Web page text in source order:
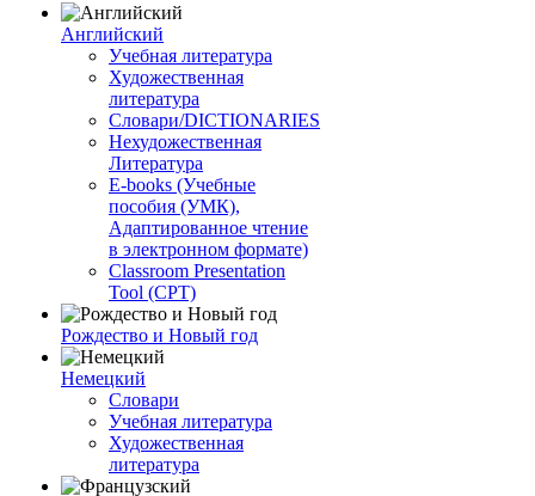
Английский
Учебная литература
Художественная
литература
Словари/DICTIONARIES
Нехудожественная
Литература
E-books (Учебные
пособия (УМК),
Адаптированное чтение
в электронном формате)
Classroom Presentation
Tool (CPT)
Рождество и Новый год
Немецкий
Словари
Учебная литература
Художественная
литература